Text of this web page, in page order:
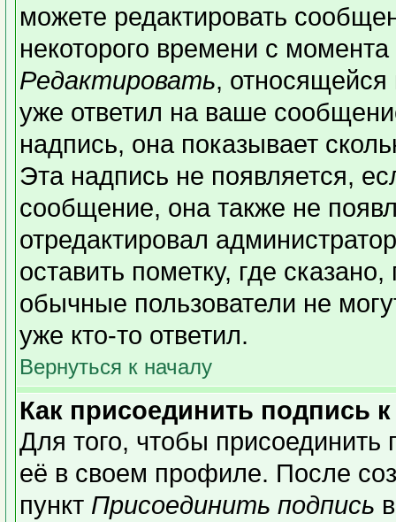
можете редактировать
некоторого времени с
Редактировать,
уже ответил на ваше
надпись, она показывает
Эта надпись не появляется,
сообщение, она также не
отредактировал
оставить пометку, где
обычные пользователи не
уже кто-то ответил.
Вернуться к началу
Как присоединить подпись
Для того, чтобы
её в своем профиле. После
пункт Присоединить подпись